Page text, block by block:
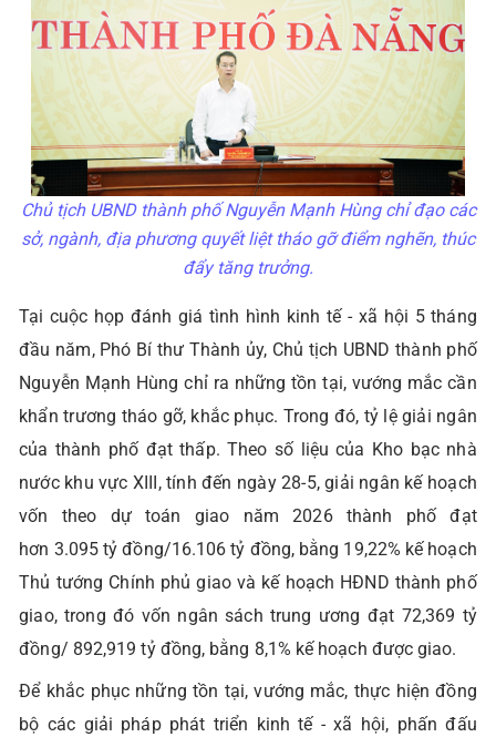
Chủ tịch UBND thành phố Nguyễn Mạnh Hùng chỉ đạo các
sở, ngành, địa phương quyết liệt tháo gỡ điểm nghẽn, thúc
đẩy tăng trưởng.
Tại cuộc họp đánh giá tình hình kinh tế - xã hội 5 tháng
đầu năm, Phó Bí thư Thành ủy, Chủ tịch UBND thành phố
Nguyễn Mạnh Hùng chỉ ra những tồn tại, vướng mắc cần
khẩn trương tháo gỡ, khắc phục. Trong đó, tỷ lệ giải ngân
của thành phố đạt thấp. Theo số liệu của Kho bạc nhà
nước khu vực XIII, tính đến ngày 28-5, giải ngân kế hoạch
vốn theo dự toán giao năm 2026 thành phố đạt
hơn 3.095 tỷ đồng/16.106 tỷ đồng, bằng 19,22% kế hoạch
Thủ tướng Chính phủ giao và kế hoạch HĐND thành phố
giao, trong đó vốn ngân sách trung ương đạt 72,369 tỷ
đồng/ 892,919 tỷ đồng, bằng 8,1% kế hoạch được giao.
Để khắc phục những tồn tại, vướng mắc, thực hiện đồng
bộ các giải pháp phát triển kinh tế - xã hội, phấn đấu